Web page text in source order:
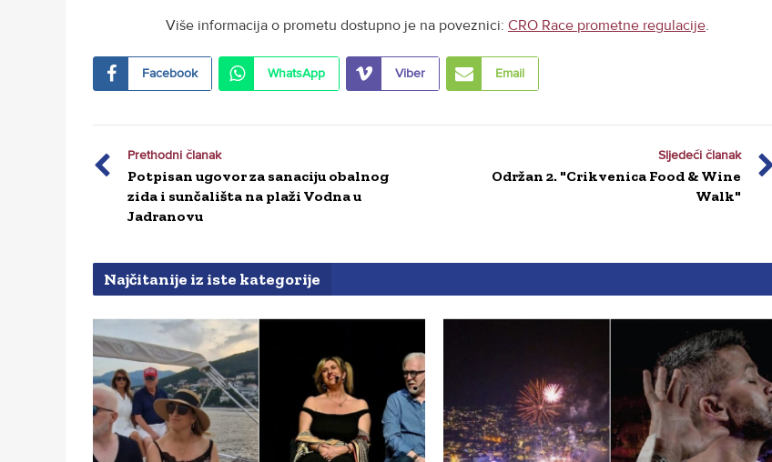
Više informacija o prometu dostupno je na poveznici: CRO Race prometne regulacije.
Facebook WhatsApp Viber Email
Prethodni članak
Potpisan ugovor za sanaciju obalnog
zida i sunčališta na plaži Vodna u
Jadranovu
Sljedeći članak
Održan 2. "Crikvenica Food & Wine
Walk"
Najčitanije iz iste kategorije